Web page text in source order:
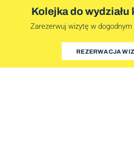
Kolejka do
Zarezerwuj wizytę w
REZERWACJA